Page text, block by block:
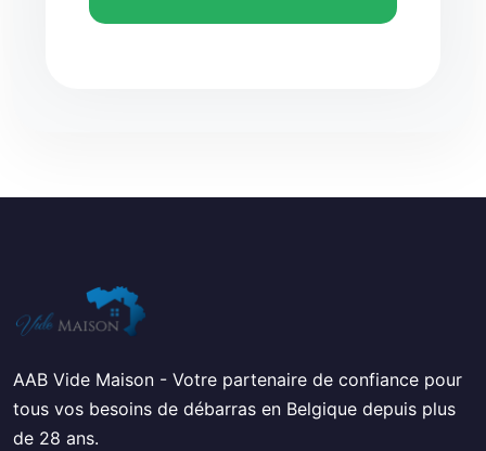
AAB Vide Maison - Votre partenaire de confiance pour
tous vos besoins de débarras en Belgique depuis plus
de 28 ans.